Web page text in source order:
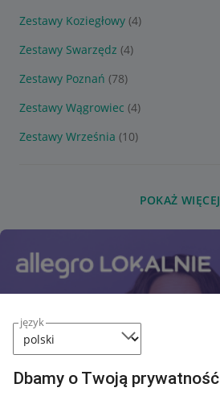
język
Dbamy o Twoją prywatność
Zestawy Koziegłowy (4)
Zestawy Swarzędz (4)
Zestawy Poznań (78)
Zestawy Wągrowiec (4)
Zestawy Września (10)
POKAŻ WIĘCEJ